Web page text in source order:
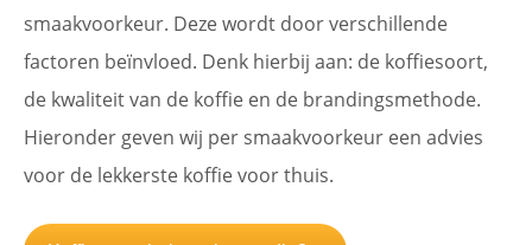
smaakvoorkeur. Deze wordt door verschillende
factoren beïnvloed. Denk hierbij aan: de koffiesoort,
de kwaliteit van de koffie en de brandingsmethode.
Hieronder geven wij per smaakvoorkeur een advies
voor de lekkerste koffie voor thuis.